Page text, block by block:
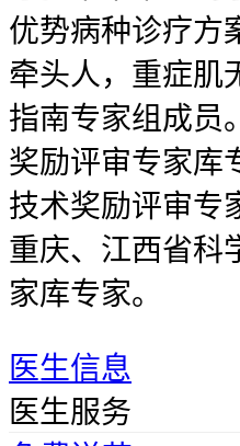
优势病种诊疗方
牵头人，重症肌
指南专家组成员
奖励评审专家库
技术奖励评审专
重庆、江西省科
家库专家。
医生信息
医生服务